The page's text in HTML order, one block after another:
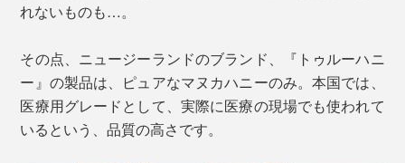
れないものも…。
その点、ニュージーランドのブランド、『トゥルーハニ
ー』の製品は、ピュアなマヌカハニーのみ。本国では、
医療用グレードとして、実際に医療の現場でも使われて
いるという、品質の高さです。